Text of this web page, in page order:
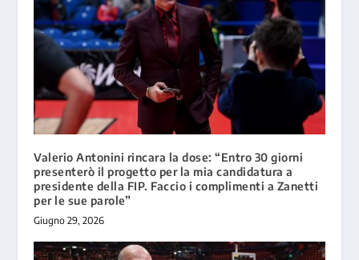
Valerio Antonini rincara la dose: “Entro 30 giorni
presenterò il progetto per la mia candidatura a
presidente della FIP. Faccio i complimenti a Zanetti
per le sue parole”
Giugno 29, 2026